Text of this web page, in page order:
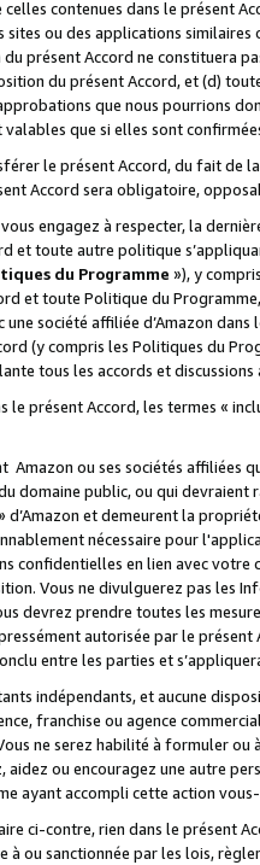
contenues dans le présent
ou des applications
présent Accord ne constituera
du présent Accord, et (d)
que nous pourrions
que si elles sont
le présent Accord, du fait de
Accord sera obligatoire,
engagez à respecter, la
et toute autre politique
du Programme »), y
et toute Politique du
une société affiliée d’Amazon
(y compris les Politiques du
tous les accords et discussions
le présent Accord, les termes «
Amazon ou ses sociétés affiliées
domaine public, ou qui
d’Amazon et demeurent la
nécessaire pour
confidentielles en lien avec
Vous ne divulguerez pas les
devrez prendre toutes les
autorisée par le
entre les parties et
indépendants, et aucune
franchise ou agence
ne serez habilité à formuler
aidez ou encouragez une autre
ayant accompli cette action
ci-contre, rien dans le présent
à ou sanctionnée par les lois,